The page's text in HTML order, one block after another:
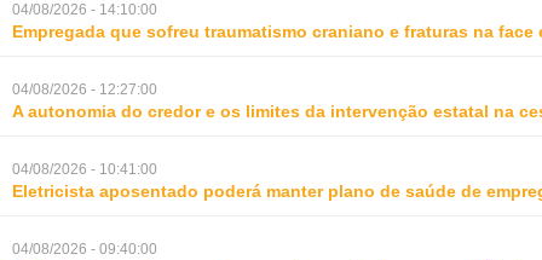
04/08/2026 - 14:10:00
Empregada que sofreu traumatismo craniano e fraturas na
04/08/2026 - 12:27:00
A autonomia do credor e os limites da intervenção estatal na
04/08/2026 - 10:41:00
Eletricista aposentado poderá manter plano de saúde de
04/08/2026 - 09:40:00